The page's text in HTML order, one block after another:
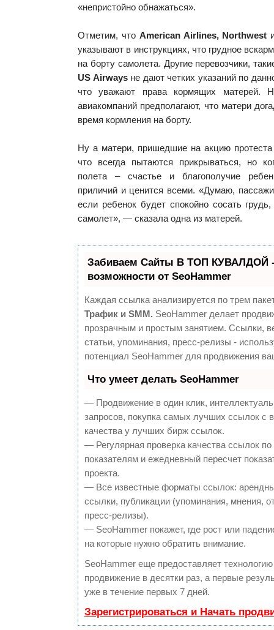
«непристойно обнажаться».
Отметим, что American Airlines, Northwest
указывают в инструкциях, что грудное
на борту самолета. Другие перевозчики,
US Airways не дают четких указаний по
что уважают права кормящих матерей.
авиакомпаний предполагают, что матери
время кормления на борту.
Ну а матери, пришедшие на акцию протеста
что всегда пытаются прикрываться, но
полета – счастье и благополучие
приличий и ценится всеми. «Думаю,
если ребенок будет спокойно сосать
самолет», — сказала одна из матерей.
Забиваем Сайты В ТОП КУВАЛДОЙ
возможности от SeoHammer
Каждая ссылка анализируется по трем
Трафик и SMM. SeoHammer делает
прозрачным и простым занятием. Ссылки,
статьи, упоминания, пресс-релизы -
потенциал SeoHammer для продвижения
Что умеет делать SeoHammer
— Продвижение в один клик,
запросов, покупка самых лучших ссылок с
качества у лучших бирж ссылок.
— Регулярная проверка качества ссылок
показателям и ежедневный пересчет
проекта.
— Все известные форматы ссылок:
ссылки, публикации (упоминания, мнения,
пресс-релизы).
— SeoHammer покажет, где рост или
на которые нужно обратить внимание.
SeoHammer еще предоставляет
продвижение в десятки раз, а первые
уже в течение первых 7 дней.
Зарегистрироваться и Начать